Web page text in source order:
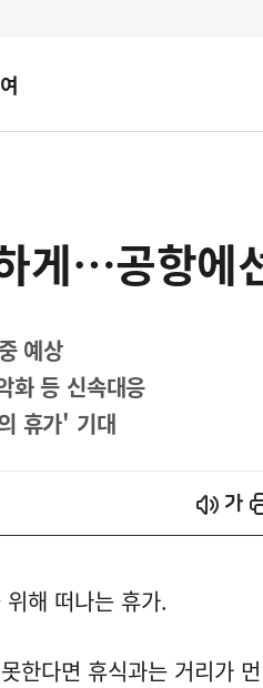
게…공항에
예상
화 등 신속대응
휴가' 기대
시작
열기
해 떠나는 휴가.
한다면 휴식과는 거리가